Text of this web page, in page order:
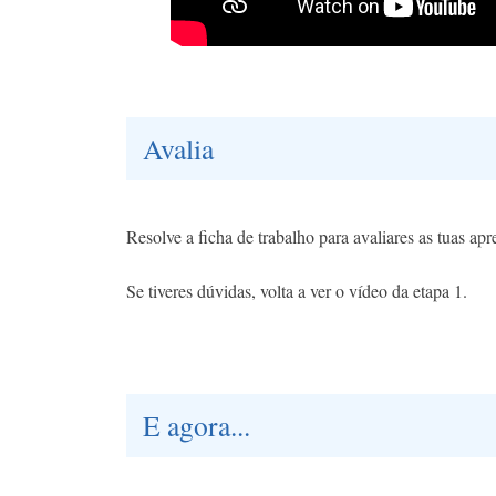
Avalia
Resolve a ficha de trabalho para avaliares as tuas
Se tiveres dúvidas, volta a ver o vídeo da etapa 1.
E agora...